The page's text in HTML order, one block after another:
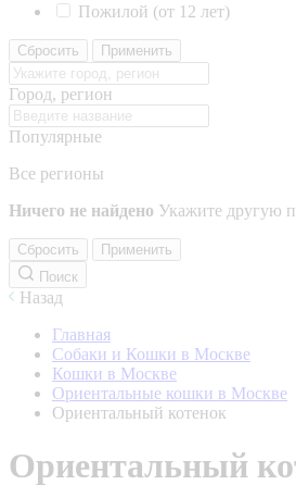
Пожилой (от 12 лет)
Сбросить Применить
Город, регион
Популярные
Все регионы
Ничего не найдено Укажите другую
Сбросить
Применить
Поиск
Назад
Главная
Собаки и Кошки в Москве
Кошки в Москве
Ориентальные кошки в Москве
Ориентальный котенок
Ориентальный